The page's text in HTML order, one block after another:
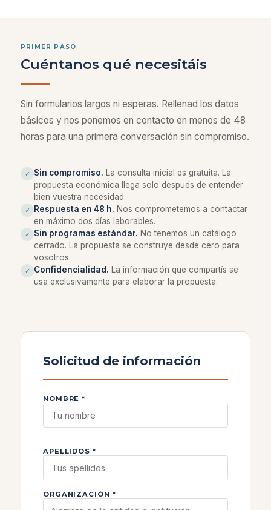
PRIMER PASO
Cuéntanos qué necesitáis
Sin formularios largos ni esperas. Rellenad los datos
básicos y nos ponemos en contacto en menos de 48
horas para una primera conversación sin compromiso.
✓ Sin compromiso. La consulta inicial es gratuita. La
propuesta económica llega solo después de entender
bien vuestra necesidad.
✓ Respuesta en 48 h. Nos comprometemos a contactar
en máximo dos días laborables.
✓ Sin programas estándar. No tenemos un catálogo
cerrado. La propuesta se construye desde cero para
vosotros.
✓ Confidencialidad. La información que compartís se
usa exclusivamente para elaborar la propuesta.
Solicitud de información
NOMBRE *
APELLIDOS *
ORGANIZACIÓN *